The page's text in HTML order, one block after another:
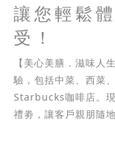
讓您輕鬆
受！
【美心美膳．滋味人
驗，包括中菜、西菜
Starbucks咖啡店。
禮劵，讓客戶親朋隨